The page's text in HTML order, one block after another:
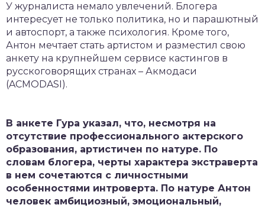
У журналиста немало увлечений. Блогера
интересует не только политика, но и парашютный
и автоспорт, а также психология. Кроме того,
Антон мечтает стать артистом и разместил свою
анкету на крупнейшем сервисе кастингов в
русскоговорящих странах – Акмодаси
(ACMODASI).
В анкете Гура указал, что, несмотря на
отсутствие профессионального актерского
образования, артистичен по натуре. По
словам блогера, черты характера экстраверта
в нем сочетаются с личностными
особенностями интроверта. По натуре Антон
человек амбициозный, эмоциональный,